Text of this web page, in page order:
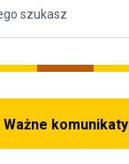
Ważne komunikaty